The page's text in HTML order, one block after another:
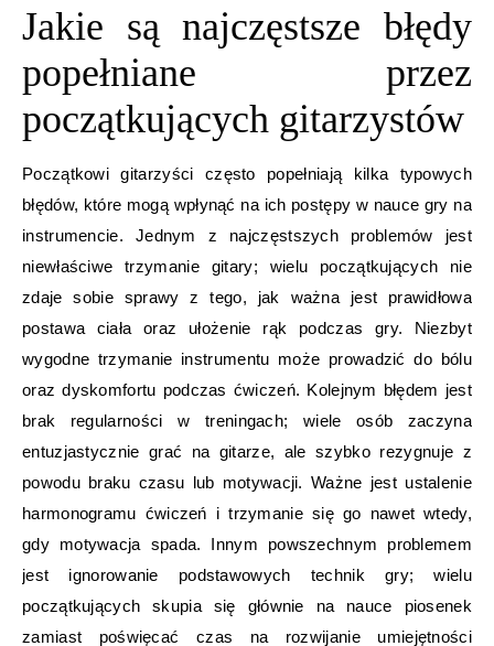
Jakie są najczęstsze błędy
popełniane przez
początkujących gitarzystów
Początkowi gitarzyści często popełniają kilka typowych
błędów, które mogą wpłynąć na ich postępy w nauce gry na
instrumencie. Jednym z najczęstszych problemów jest
niewłaściwe trzymanie gitary; wielu początkujących nie
zdaje sobie sprawy z tego, jak ważna jest prawidłowa
postawa ciała oraz ułożenie rąk podczas gry. Niezbyt
wygodne trzymanie instrumentu może prowadzić do bólu
oraz dyskomfortu podczas ćwiczeń. Kolejnym błędem jest
brak regularności w treningach; wiele osób zaczyna
entuzjastycznie grać na gitarze, ale szybko rezygnuje z
powodu braku czasu lub motywacji. Ważne jest ustalenie
harmonogramu ćwiczeń i trzymanie się go nawet wtedy,
gdy motywacja spada. Innym powszechnym problemem
jest ignorowanie podstawowych technik gry; wielu
początkujących skupia się głównie na nauce piosenek
zamiast poświęcać czas na rozwijanie umiejętności